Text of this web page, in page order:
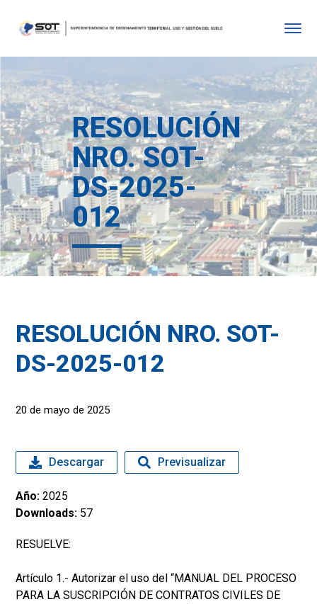
RESOLUCIÓN
NRO. SOT-
DS-2025-
012
RESOLUCIÓN NRO. SOT-
DS-2025-012
20 de mayo de 2025
RESUELVE:
Artículo 1.- Autorizar el uso del “MANUAL DEL PROCESO
PARA LA SUSCRIPCIÓN DE CONTRATOS CIVILES DE
Descargar Previsualizar
Año: 2025
Downloads: 57